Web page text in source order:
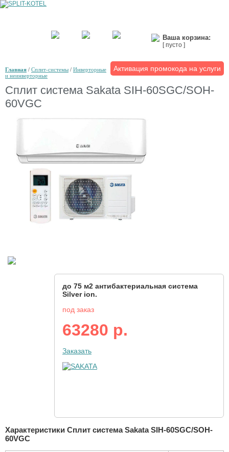
Ваша корзина:
[ пусто ]
Активация промокода на услуги
Главная / Сплит-системы / Инверторные
и неинверторные
Сплит система Sakata SIH-60SGC/SOH-
60VGC
до 75 м2 антибактериальная система
Silver ion.
под заказ
63280 р.
Заказать
Характеристики Сплит система Sakata SIH-60SGC/SOH-
60VGC